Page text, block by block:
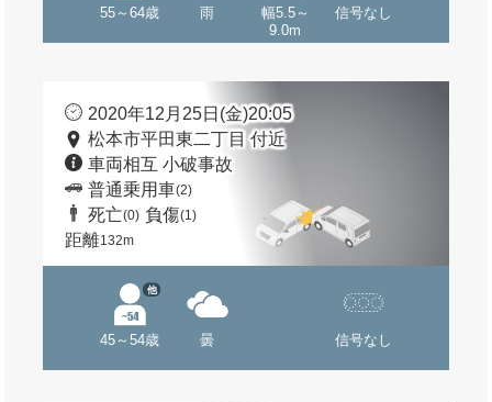
55～64歳 雨
幅5.5～
9.0m
信号なし
2020年12月25日(金)20:05
松本市平田東二丁目 付近
車両相互 小破事故
普通乗用車(2)
死亡(0) 負傷(1)
距離132m
45～54歳
他
曇 信号なし